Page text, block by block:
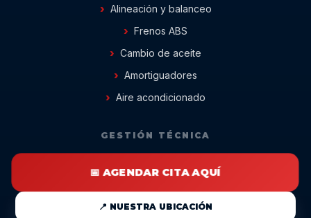
Alineación y balanceo
Frenos ABS
Cambio de aceite
Amortiguadores
Aire acondicionado
GESTIÓN TÉCNICA
📅 AGENDAR CITA AQUÍ
📍 NUESTRA UBICACIÓN